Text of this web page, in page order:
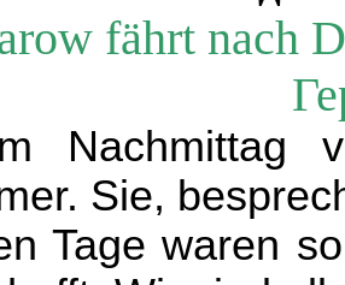
fährt nach
Nachmittag
Sie,
Tage waren